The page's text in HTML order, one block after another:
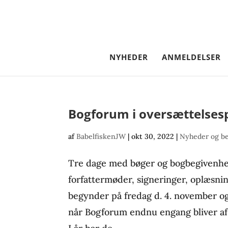
NYHEDER ANMELDELSER
Bogforum i
afBabelfiskenJW |okt 30, 2022 |Nyheder og
Tre dage med bøger og
forfattermøder, signeringer,
begynder på fredag d. 4. november
når Bogforum endnu engang bliver